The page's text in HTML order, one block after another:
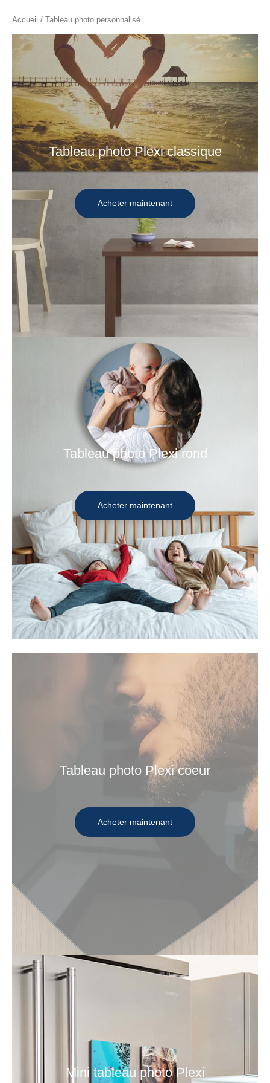
Accueil / Tableau photo personnalisé
Tableau photo Plexi classique
Acheter maintenant
Tableau photo Plexi rond
Acheter maintenant
Tableau photo Plexi coeur
Acheter maintenant
Mini tableau photo Plexi